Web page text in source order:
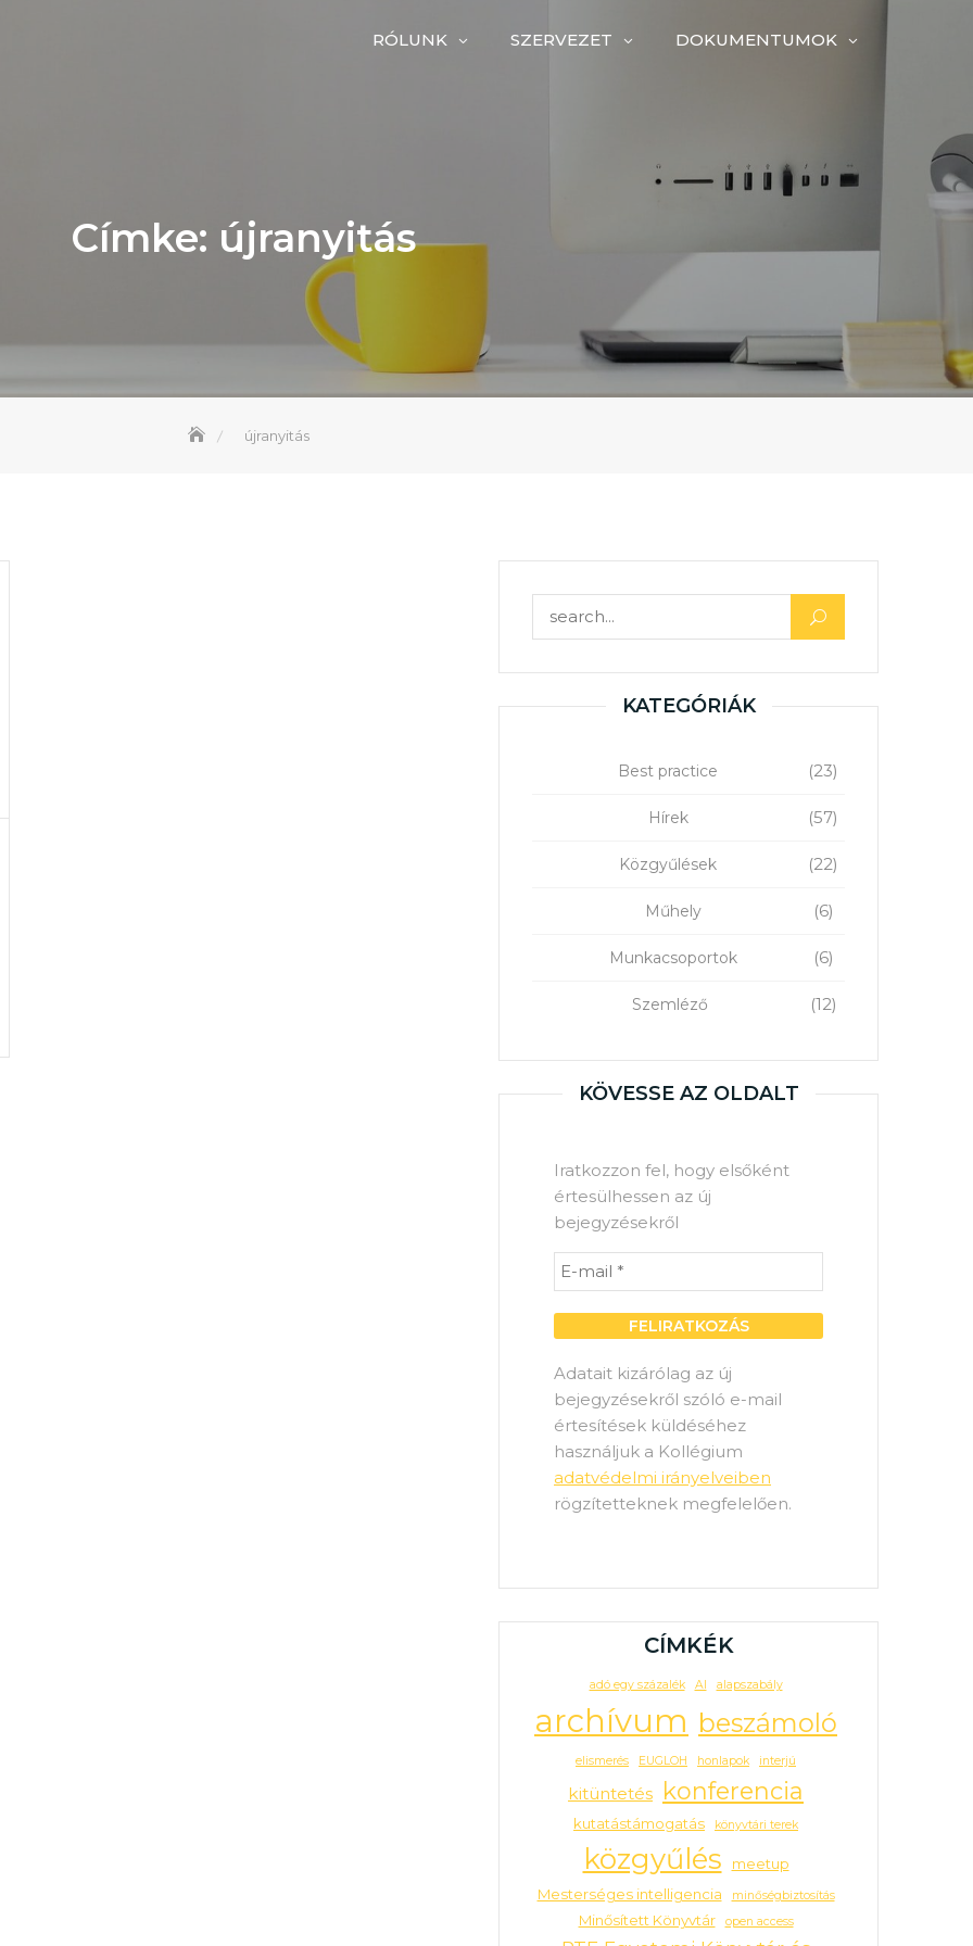
RÓLUNK SZERVEZET DOKUMENTUMOK
Címke: újranyitás
újranyitás
KATEGÓRIÁK
Best practice (23)
Hírek (57)
Közgyűlések (22)
Műhely (6)
Munkacsoportok (6)
Szemléző (12)
KÖVESSE AZ OLDALT
Iratkozzon fel, hogy elsőként
értesülhessen az új
bejegyzésekről
Adatait kizárólag az új
bejegyzésekről szóló e-mail
értesítések küldéséhez
használjuk a Kollégium
adatvédelmi irányelveiben
rögzítetteknek megfelelően.
CÍMKÉK
adó egy százalék AI alapszabály
archívum beszámoló
elismerés EUGLOH honlapok interjú
kitüntetés konferencia
kutatástámogatás könyvtári terek
közgyűlés
meetup
Mesterséges intelligencia
minőségbiztosítás
Minősített Könyvtár open access